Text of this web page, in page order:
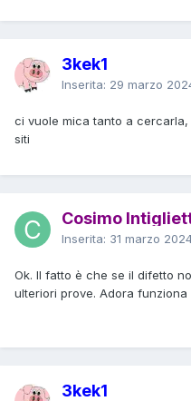
3kek1
Inserita: 29 marzo
ci vuole mica tanto a
siti
Cosimo
Inserita: 31 marzo
Ok. Il fatto è che se il difetto
ulteriori prove. Adora
3kek1